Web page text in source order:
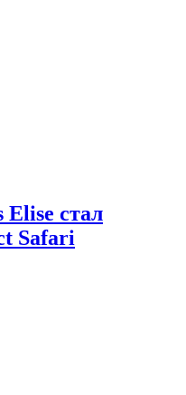
стал
Safari